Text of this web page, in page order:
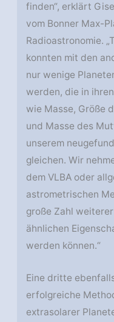
finden“, erklärt
vom Bonner Max-
Radioastronomie.
konnten mit den
nur wenige
werden, die in
wie Masse, Größe
und Masse des
unserem
gleichen. Wir
dem VLBA oder
astrometrischen
große Zahl
ähnlichen
werden können.“
Eine dritte
erfolgreiche
extrasolarer